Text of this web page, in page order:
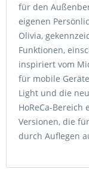
für den
eigenen
Olivia,
Funktionen,
inspiriert vom
für mobile
Light und die
HoReCa-
Versionen, die
durch Auflegen